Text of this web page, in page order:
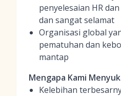
penyelesaian HR
dan sangat selamat
Organisasi global
pematuhan dan
mantap
Mengapa Kami
Kelebihan